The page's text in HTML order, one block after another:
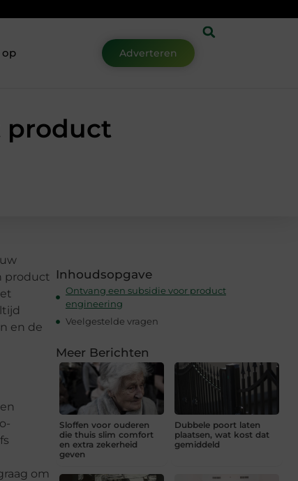
op Adverteren
product
product
en de
om
Inhoudsopgave
Ontvang een subsidie voor product
engineering
Veelgestelde vragen
Meer Berichten
Sloffen voor ouderen
die thuis slim comfort
en extra zekerheid
geven
Dubbele poort laten
plaatsen, wat kost dat
gemiddeld